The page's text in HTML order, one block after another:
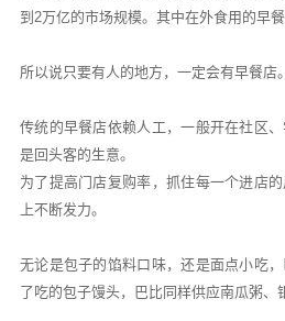
到2万亿的市场规模。其中在外食用的早
所以说只要有人的地方，一定会有早餐店。
传统的早餐店依赖人工，一般开在社区
是回头客的生意。
为了提高门店复购率，抓住每一个进店
上不断发力。
无论是包子的馅料口味，还是面点小吃
了吃的包子馒头，巴比同样供应南瓜粥、